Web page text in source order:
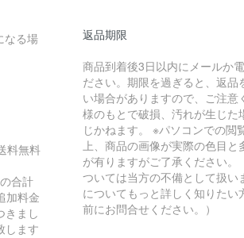
なる場
料無料
合計
加料金
きまし
します
返品期限
商品到着後3日以内にメールか
ださい。期限を過ぎると、返品
い場合がありますので、ご注意
様のもとで破損、汚れが生じた
じかねます。 ※パソコンでの閲
上、商品の画像が実際の色目と
が有りますがご了承ください。
ついては当方の不備として扱い
についてもっと詳しく知りたい
前にお問合せください。）